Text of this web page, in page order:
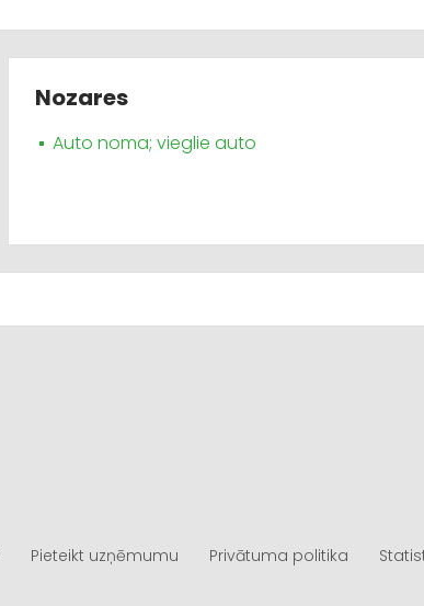
Nozares
Auto noma; vieglie auto
Pieteikt uzņēmumu Privātuma politika